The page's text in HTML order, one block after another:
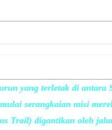
yang terletak di antara
serangkaian misi
Trail) digantikan oleh